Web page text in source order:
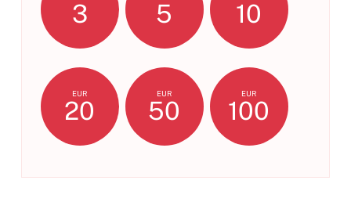
3 5 10
EUR
20
EUR
50
EUR
100